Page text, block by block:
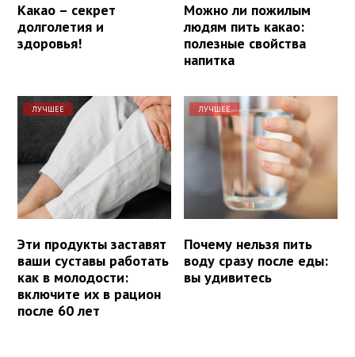
Какао – секрет
долголетия и
здоровья!
Можно ли пожилым
людям пить какао:
полезные свойства
напитка
ЛУЧШЕЕ
Эти продукты заставят
ваши суставы работать
как в молодости:
включите их в рацион
после 60 лет
ЛУЧШЕЕ
Почему нельзя пить
воду сразу после еды:
вы удивитесь